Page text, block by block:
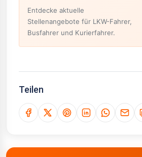
Entdecke aktuelle
Stellenangebote für LKW-Fahrer,
Busfahrer und Kurierfahrer.
Teilen